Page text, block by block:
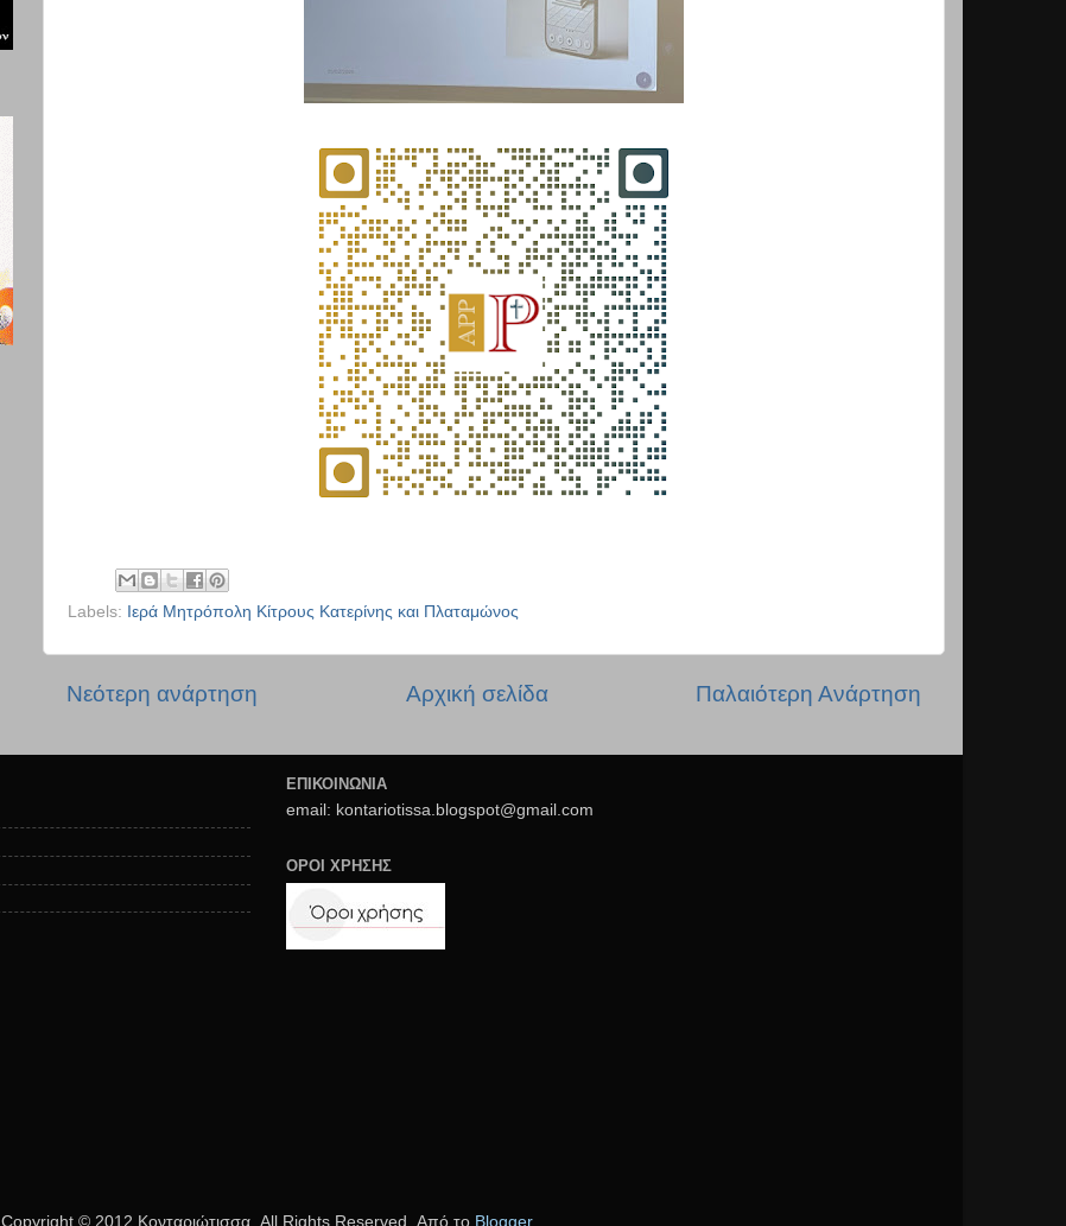
Labels: Ιερά Μητρόπολη Κίτρους Κατερίνης και Πλαταμώνος
Νεότερη ανάρτηση Παλαιότερη Ανάρτηση
Αρχική σελίδα
ΕΠΙΚΟΙΝΩΝΙΑ
email: kontariotissa.blogspot@gmail.com
ΟΡΟΙ ΧΡΗΣΗΣ
Copyright © 2012 Κονταριώτισσα, All Rights Reserved. Από το Blogger.